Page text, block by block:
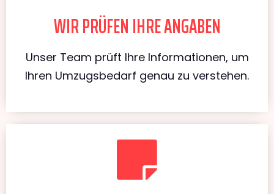
WIR PRÜFEN IHRE ANGABEN
Unser Team prüft Ihre Informationen, um
Ihren Umzugsbedarf genau zu verstehen.